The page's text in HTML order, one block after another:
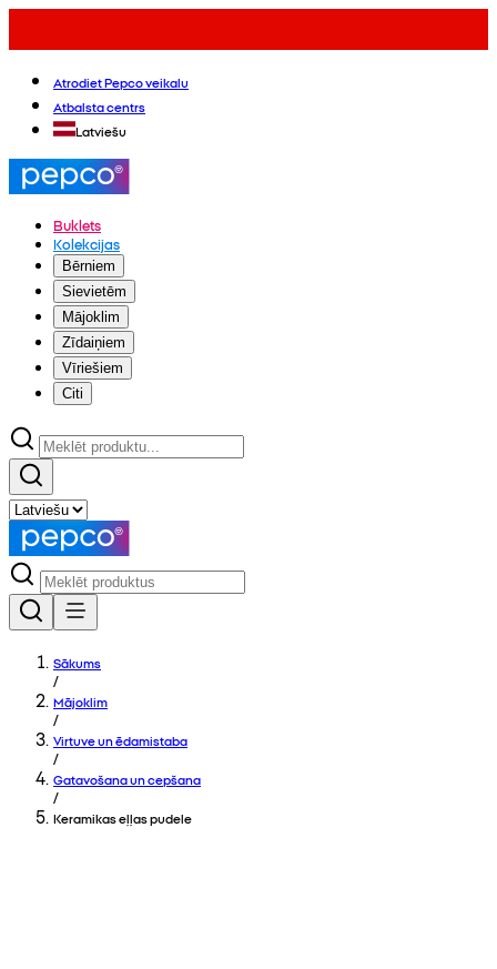
Atrodiet Pepco veikalu
Atbalsta centrs
Latviešu
Buklets
Kolekcijas
Bērniem
Sievietēm
Mājoklim
Zīdaiņiem
Vīriešiem
Citi
Sākums
/
Mājoklim
/
Virtuve un ēdamistaba
/
Gatavošana un cepšana
/
Keramikas eļļas pudele